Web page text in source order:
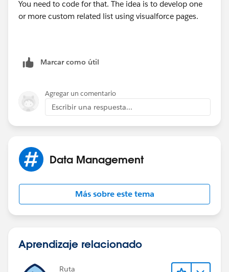
You need to code for that. The idea is to develop one
or more custom related list using visualforce pages.
Marcar como útil
Agregar un comentario
Escribir una respuesta...
Data Management
Más sobre este tema
Aprendizaje relacionado
Ruta